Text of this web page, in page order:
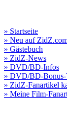
» Startseite
» Neu auf
» Gästebuch
» ZidZ-News
» DVD/BD-Infos
» DVD/BD-Bonus-
» ZidZ-Fanartikel
» Meine Film-